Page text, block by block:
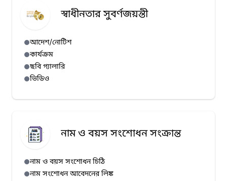
স্বাধীনতার সুবর্ণজয়ন্তী
আদেশ/নোটিশ
কার্যক্রম
ছবি গ্যালারি
ভিডিও
নাম ও বয়স সংশোধন সংক্রান্ত
নাম ও বয়স সংশোধন চিঠি
নাম সংশোধন আবেদনের লিঙ্ক